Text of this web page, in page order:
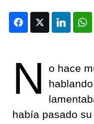
FacebookTwitter LinkedIn
N
o hace
había pasado